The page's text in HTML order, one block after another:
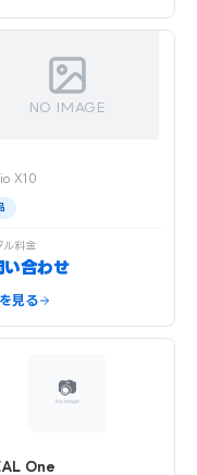
NO IMAGE
X10
ル料金
い合わせ
見る
One